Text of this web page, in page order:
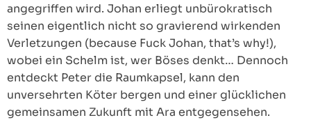
angegriffen wird. Johan erliegt unbürokratisch
seinen eigentlich nicht so gravierend wirkenden
Verletzungen (because Fuck Johan, that’s why!),
wobei ein Schelm ist, wer Böses denkt… Dennoch
entdeckt Peter die Raumkapsel, kann den
unversehrten Köter bergen und einer glücklichen
gemeinsamen Zukunft mit Ara entgegensehen.